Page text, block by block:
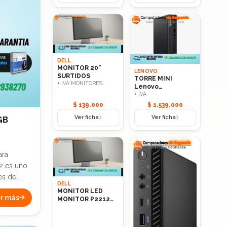
del
que
más
1135G7
DELL
MONITOR 20"
SURTIDOS
+ IVA MONITORES
$ 139.000
Ver ficha
LENOVO
TORRE MINI
Lenovo
THINKCENTRE
M70Q GEN 3 TFF
Core i5 RAM 8GB
256 SOLIDO
+ IVA
$ 1.539.000
Ver ficha
DELL
MONITOR LED
MONITOR P2212